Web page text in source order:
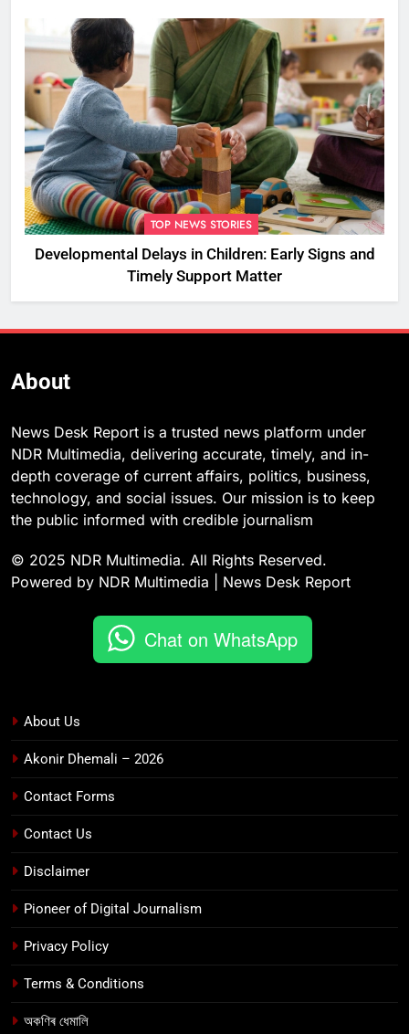
TOP NEWS STORIES
Developmental Delays in Children: Early Signs and
Timely Support Matter
About
News Desk Report is a trusted news platform under
NDR Multimedia, delivering accurate, timely, and in-
depth coverage of current affairs, politics, business,
technology, and social issues. Our mission is to keep
the public informed with credible journalism
© 2025 NDR Multimedia. All Rights Reserved.
Powered by NDR Multimedia | News Desk Report
Chat on WhatsApp
About Us
Akonir Dhemali – 2026
Contact Forms
Contact Us
Disclaimer
Pioneer of Digital Journalism
Privacy Policy
Terms & Conditions
অকণিৰ ধেমালি